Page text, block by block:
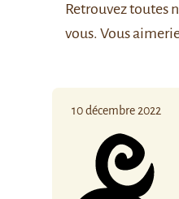
Retrouveztoutes
vous. Vous
10 décembre 2022